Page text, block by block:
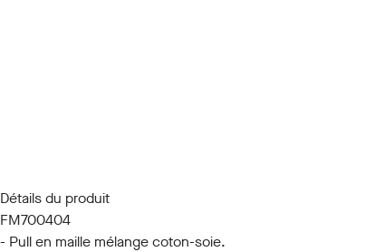
Détails du produit
FM700404
- Pull en maille mélange coton-soie.